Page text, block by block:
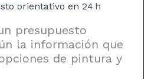
orientativo en 24 h
presupuesto
la información que
de pintura y